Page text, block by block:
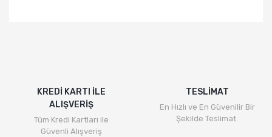
KREDİ KARTI İLE
ALIŞVERİŞ
Tüm Kredi Kartları ile
Güvenli Alışveriş
TESLİMAT
En Hızlı ve En Güvenilir Bir
Şekilde Teslimat.